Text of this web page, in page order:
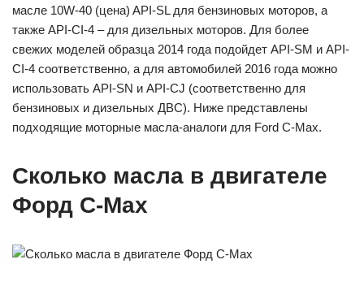
масле 10W-40 (цена) API-SL для бензиновых моторов, а
также API-CI-4 – для дизельных моторов. Для более
свежих моделей образца 2014 года подойдет API-SM и API-
CI-4 соответственно, а для автомобилей 2016 года можно
использовать API-SN и API-CJ (соответственно для
бензиновых и дизельных ДВС). Ниже представлены
подходящие моторные масла-аналоги для Ford C-Max.
Сколько масла в двигателе
Форд C-Max